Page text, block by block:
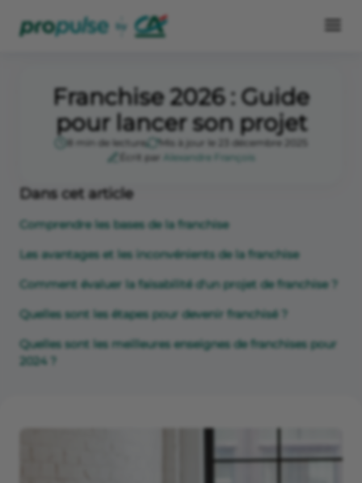
Franchise 2026 : Guide
pour lancer son projet
8 min de lecture
Mis à jour le 23 décembre 2025
Écrit par
Alexandre François
Dans cet article
Comprendre les bases de la franchise
Les avantages et les inconvénients de la franchise
Comment évaluer la faisabilité d'un projet de franchise ?
Quelles sont les étapes pour devenir franchisé ?
Quelles sont les meilleures enseignes de franchises pour
2024 ?